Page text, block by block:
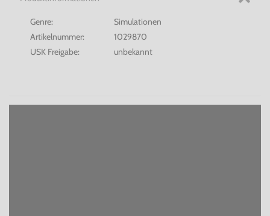
Genre:
Simulationen
Artikelnummer:
1029870
USK Freigabe:
unbekannt